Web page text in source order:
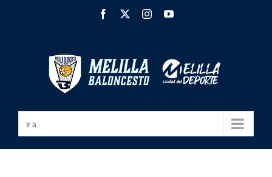
Facebook InstagramYouTube
Ir a...